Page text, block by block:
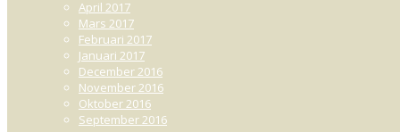
April 2017
Mars 2017
Februari 2017
Januari 2017
December 2016
November 2016
Oktober 2016
September 2016